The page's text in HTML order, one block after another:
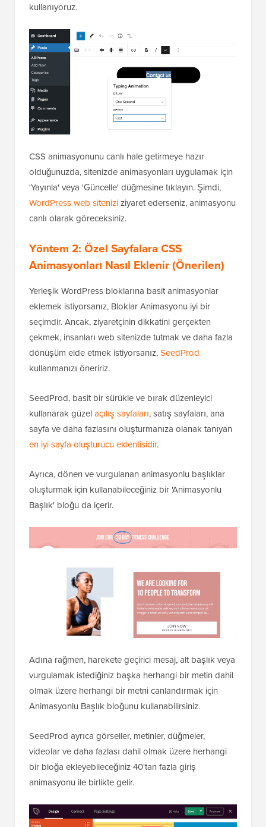
kullanıyoruz.
CSS animasyonunu canlı hale getirmeye hazır
olduğunuzda, sitenizde animasyonları uygulamak için
'Yayınla' veya 'Güncelle' düğmesine tıklayın. Şimdi,
WordPress web siteniziziyaret ederseniz, animasyonu
canlı olarak göreceksiniz.
Yöntem 2: Özel Sayfalara CSS
Animasyonları Nasıl Eklenir (Önerilen)
Yerleşik WordPress bloklarına basit animasyonlar
eklemek istiyorsanız, Bloklar Animasyonu iyi bir
seçimdir. Ancak, ziyaretçinin dikkatini gerçekten
çekmek, insanları web sitenizde tutmak ve daha fazla
dönüşüm elde etmek istiyorsanız,SeedProd
kullanmanızı öneririz.
SeedProd, basit bir sürükle ve bırak düzenleyici
kullanarak güzelaçılış sayfaları, satış sayfaları, ana
sayfa ve daha fazlasını oluşturmanıza olanak tanıyan
en iyi sayfa oluşturucu eklentisidir.
Ayrıca, dönen ve vurgulanan animasyonlu başlıklar
oluşturmak için kullanabileceğiniz bir 'Animasyonlu
Başlık' bloğu da içerir.
Adına rağmen, harekete geçirici mesaj, alt başlık veya
vurgulamak istediğiniz başka herhangi bir metin dahil
olmak üzere herhangi bir metni canlandırmak için
Animasyonlu Başlık bloğunu kullanabilirsiniz.
SeedProd ayrıca görseller, metinler, düğmeler,
videolar ve daha fazlası dahil olmak üzere herhangi
bir bloğa ekleyebileceğiniz 40'tan fazla giriş
animasyonu ile birlikte gelir.